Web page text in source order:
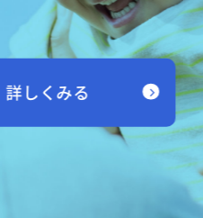
みる